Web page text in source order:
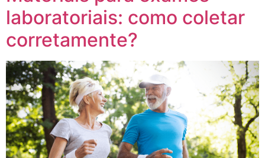
laboratoriais: como coletar
corretamente?